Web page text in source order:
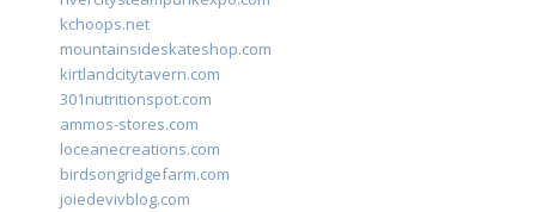
kchoops.net
mountainsideskateshop.com
kirtlandcitytavern.com
301nutritionspot.com
ammos-stores.com
loceanecreations.com
birdsongridgefarm.com
joiedevivblog.com